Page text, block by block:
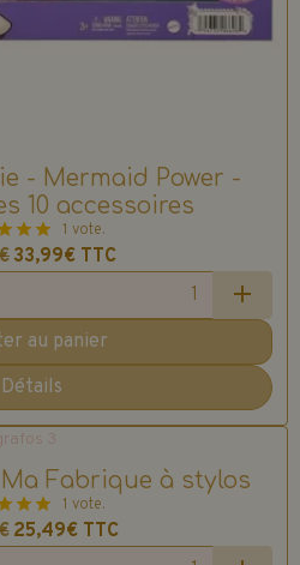
- Mermaid Power -
10 accessoires
1 vote.
33,99€ TTC
au panier
Détails
Ma Fabrique à stylos
1 vote.
25,49€ TTC